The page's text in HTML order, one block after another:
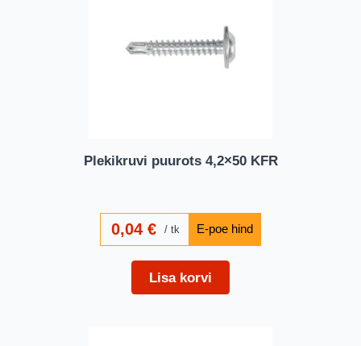
Plekikruvi puurots 4,2×50 KFR
0,04€ tk
Lisa korvi